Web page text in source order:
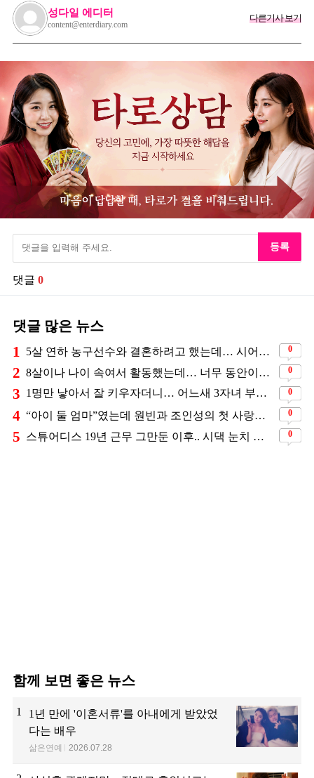
성다일 에디터
content@enterdiary.com
다른기사 보기
등록
댓글 0
댓글 많은 뉴스
1 5살 연하 농구선수와 결혼하려고 했는데… 시어머니의 결혼반대에 부딛혔던 아이돌 0
2 8살이나 나이 속여서 활동했는데… 너무 동안이라서 아무도 의심 안 했다는 배우 0
3 1명만 낳아서 잘 키우자더니… 어느새 3자녀 부모 된 스타커플 ❤️ 0
4 “아이 둘 엄마”였는데 원빈과 조인성의 첫 사랑이었던 배우 0
5 스튜어디스 19년 근무 그만둔 이후.. 시댁 눈치 보고 있다는 연예인의 아내 0
함께 보면 좋은 뉴스
1
1년 만에 '이혼서류'를 아내에게 받았었
다는 배우
삶은연예 2026.07.28